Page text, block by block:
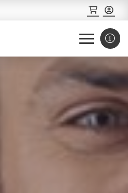
más información